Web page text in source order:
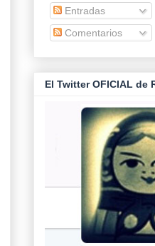
Entradas
Comentarios
El Twitter OFICIAL de